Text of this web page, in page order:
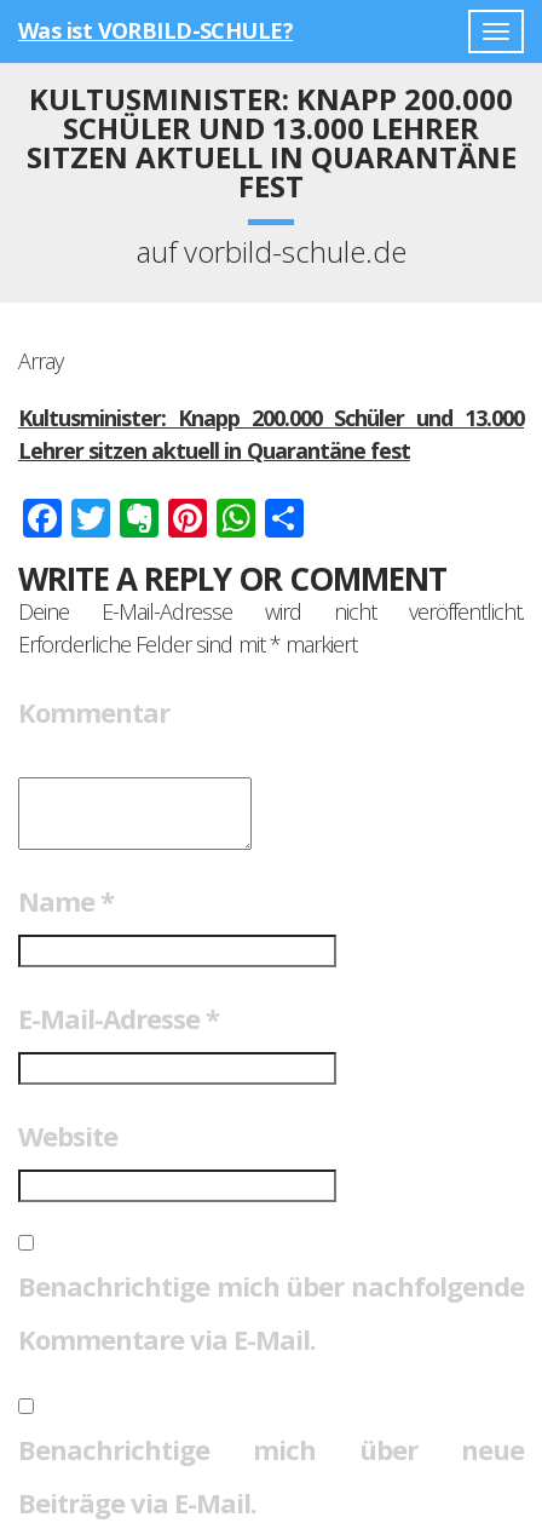
Was ist VORBILD-SCHULE?
KULTUSMINISTER: KNAPP 200.000
SCHÜLER UND 13.000 LEHRER
SITZEN AKTUELL IN QUARANTÄNE
FEST
auf vorbild-schule.de
Array
Kultusminister: Knapp 200.000 Schüler und 13.000
Lehrer sitzen aktuell in Quarantäne fest
Facebook
Twitter
Evernote
Pinterest
WhatsApp
WRITE A REPLY OR COMMENT
Deine E-Mail-Adresse wird nicht veröffentlicht.
Erforderliche Felder sind mit*markiert
Kommentar
Name *
E-Mail-Adresse *
Website
Benachrichtige mich über nachfolgende
Kommentare via E-Mail.
Benachrichtige mich über neue
Beiträge via E-Mail.